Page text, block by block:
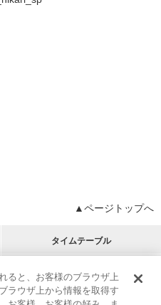
▲ページトップへ
タイムテーブル
チャート
リクエスト
ると、お客様のブラウザ上
ラウザ上から情報を取得す